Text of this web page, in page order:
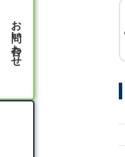
お問い合わせ